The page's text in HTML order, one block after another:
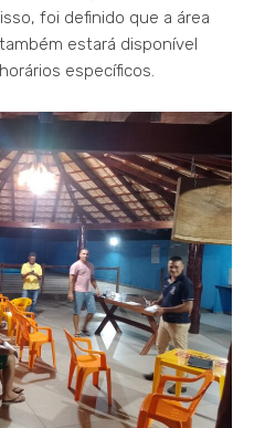
foi definido que a área
estará disponível
específicos.